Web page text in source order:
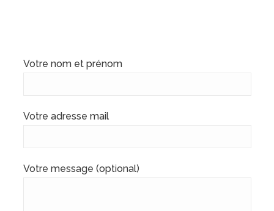
Votre nom et prénom
Votre adresse mail
Votre message (optional)